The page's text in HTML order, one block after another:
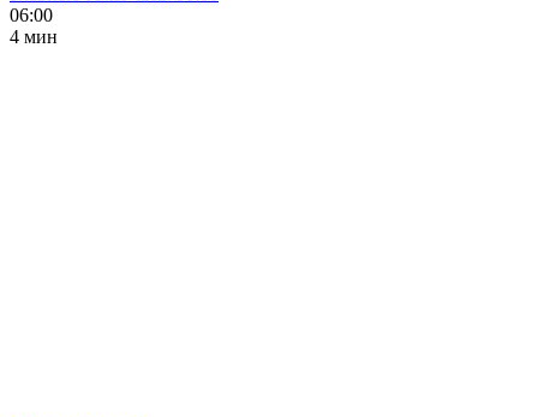
06:00
4 мин